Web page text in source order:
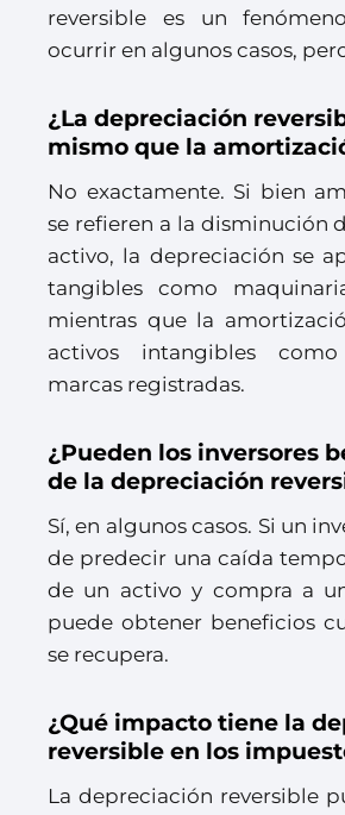
reversible es un
ocurrir en algunos casos,
¿La depreciación
mismo que la
No exactamente. Si bien
se refieren a la disminución
activo, la depreciación se
tangibles como
mientras que la
activos intangibles
marcas registradas.
¿Pueden los inversores
de la depreciación
Sí, en algunos casos. Si un
de predecir una caída
de un activo y compra a
puede obtener beneficios
se recupera.
¿Qué impacto tiene la
reversible en los
La depreciación reversible